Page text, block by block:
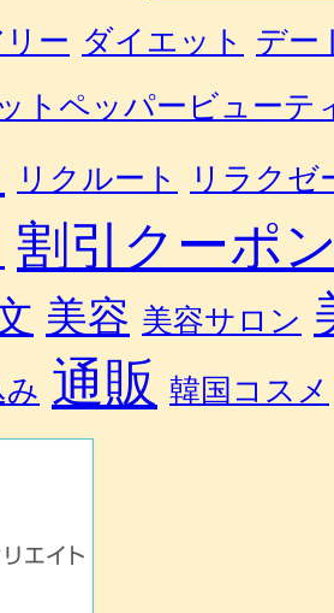
ー ダイエット
デー
トペッパービューテ
リクルート リラクゼ
割引クーポ
美容 美容サロン
通販 韓国コスメ